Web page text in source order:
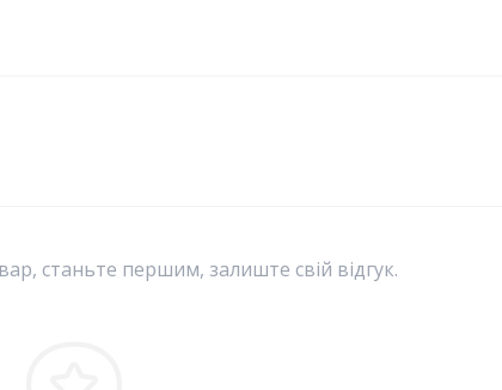
станьте першим, залиште свій відгук.